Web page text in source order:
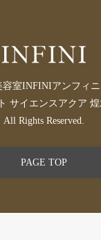
室INFINIアンフィ
サイエンスアクア
All Rights Reserved.
PAGE TOP